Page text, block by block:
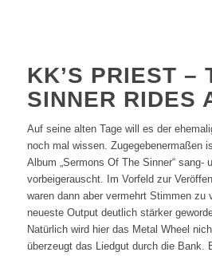
KK’S PRIEST –
SINNER RIDES
Auf seine alten Tage will es der
noch mal wissen. Zugegebenermaßen
Album „Sermons Of The Sinner“ sang-
vorbeigerauscht. Im Vorfeld zur
waren dann aber vermehrt Stimmen zu
neueste Output deutlich stärker
Natürlich wird hier das Metal Wheel
überzeugt das Liedgut durch die Bank.